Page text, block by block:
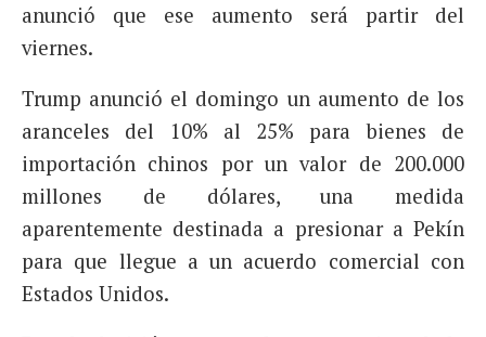
anunció que ese aumento será partir del
viernes.
Trump anunció el domingo un aumento de los
aranceles del 10% al 25% para bienes de
importación chinos por un valor de 200.000
millones de dólares, una medida
aparentemente destinada a presionar a Pekín
para que llegue a un acuerdo comercial con
Estados Unidos.